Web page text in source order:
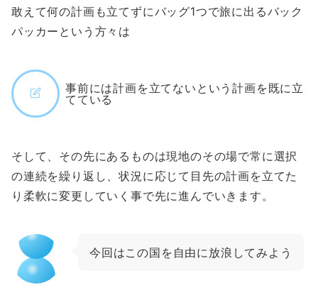
敢えて何の計画も立てずにバッグ1つで旅に出るバック
パッカーという方々は
事前には計画を立てないという計画を既に立
てている
そして、その先にあるものは現地のその場で常に選択
の連続を繰り返し、状況に応じて目先の計画を立てた
り柔軟に変更していく事で先に進んでいきます。
今回はこの国を自由に放浪してみよう